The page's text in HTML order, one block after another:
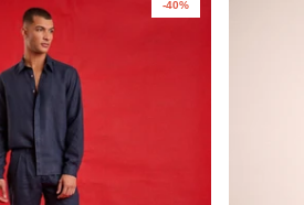
-40%